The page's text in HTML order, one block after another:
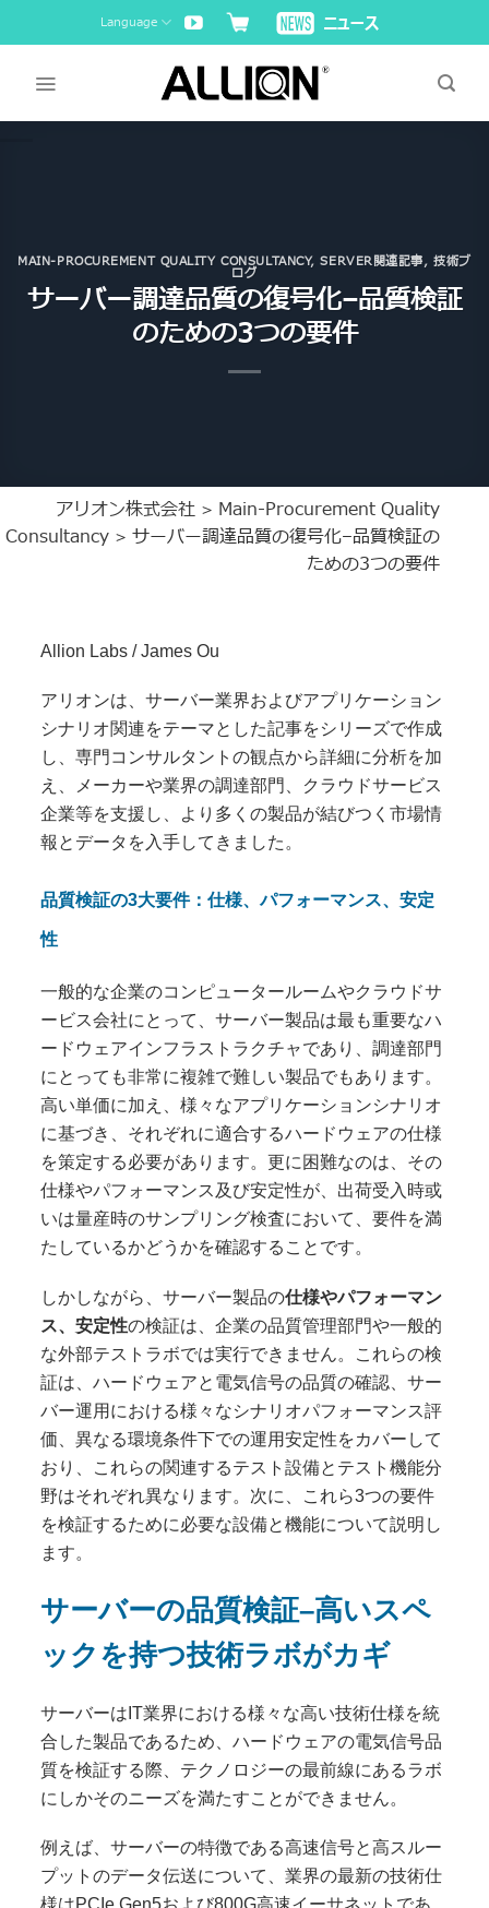
to
Language
MAIN-PROCUREMENT QUALITY CONSULTANCY,SERVER関連記事,技術ブ
ログ
サーバー調達品質の復号化–品質検証
のための3つの要件
アリオン株式会社 > Main-Procurement Quality
Consultancy >サーバー調達品質の復号化–品質検証の
ための3つの要件
Allion Labs / James Ou
アリオンは、サーバー業界およびアプリケーション
シナリオ関連をテーマとした記事をシリーズで作成
し、専門コンサルタントの観点から詳細に分析を加
え、メーカーや業界の調達部門、クラウドサービス
企業等を支援し、より多くの製品が結びつく市場情
報とデータを入手してきました。
品質検証の3大要件：仕様、パフォーマンス、安定
性
一般的な企業のコンピュータールームやクラウドサ
ービス会社にとって、サーバー製品は最も重要なハ
ードウェアインフラストラクチャであり、調達部門
にとっても非常に複雑で難しい製品でもあります。
高い単価に加え、様々なアプリケーションシナリオ
に基づき、それぞれに適合するハードウェアの仕様
を策定する必要があります。更に困難なのは、その
仕様やパフォーマンス及び安定性が、出荷受入時或
いは量産時のサンプリング検査において、要件を満
たしているかどうかを確認することです。
しかしながら、サーバー製品の仕様やパフォーマン
ス、安定性の検証は、企業の品質管理部門や一般的
な外部テストラボでは実行できません。これらの検
証は、ハードウェアと電気信号の品質の確認、サー
バー運用における様々なシナリオパフォーマンス評
価、異なる環境条件下での運用安定性をカバーして
おり、これらの関連するテスト設備とテスト機能分
野はそれぞれ異なります。次に、これら3つの要件
を検証するために必要な設備と機能について説明し
ます。
サーバーの品質検証–高いスペ
ックを持つ技術ラボがカギ
サーバーはIT業界における様々な高い技術仕様を統
合した製品であるため、ハードウェアの電気信号品
質を検証する際、テクノロジーの最前線にあるラボ
にしかそのニーズを満たすことができません。
例えば、サーバーの特徴である高速信号と高スルー
プットのデータ伝送について、業界の最新の技術仕